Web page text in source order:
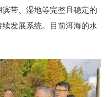
带、湿地等完整且稳定的
发展系统。目前洱海的水